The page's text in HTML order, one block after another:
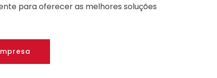
para oferecer as melhores soluções